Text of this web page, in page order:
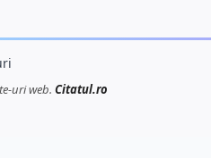
uri web. Citatul.ro